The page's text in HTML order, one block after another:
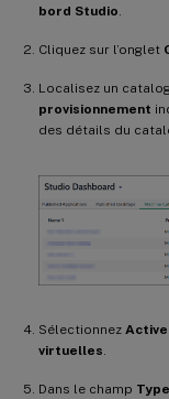
bord Studio.
Cliquez sur l’onglet
Localisez un
provisionnement
des détails du
Sélectionnez
virtuelles.
Dans le champ